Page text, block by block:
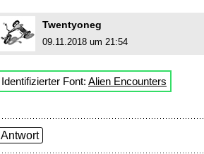
Twentyoneg
09.11.2018 um 21:54
Identifizierter Font: Alien Encounters
Antwort